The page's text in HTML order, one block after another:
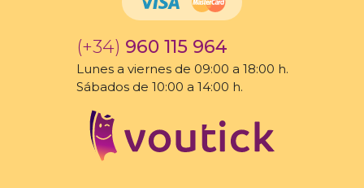
(+34) 960 115 964
Lunes a viernes de 09:00 a 18:00 h.
Sábados de 10:00 a 14:00 h.